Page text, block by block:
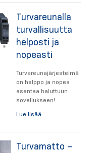
Turvareunalla
turvallisuutta
helposti ja
nopeasti
Turvareunajärjestelmä
on helppo ja nopea
asentaa haluttuun
sovellukseen!
Lue lisää
Turvamatto –